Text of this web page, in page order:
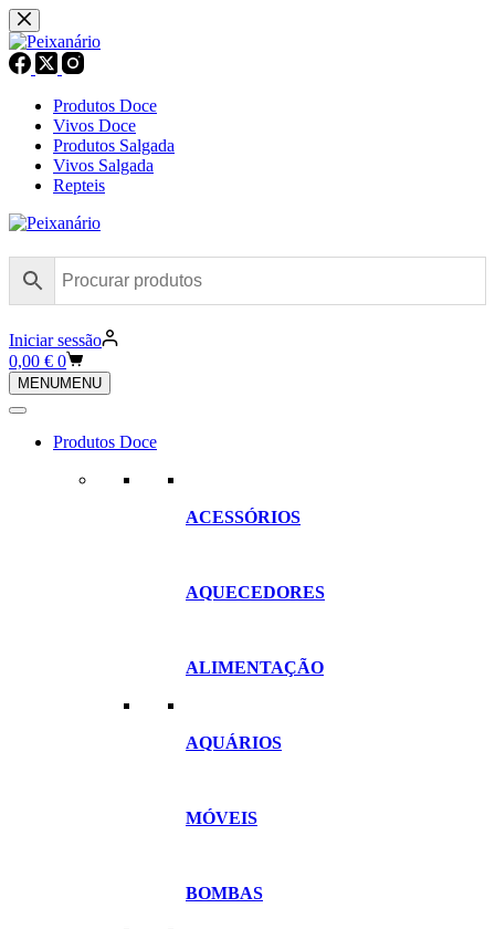
Pular
para
o
conteúdo
Produtos Doce
Vivos Doce
Produtos Salgada
Vivos Salgada
Repteis
Iniciar sessão
Carrinho
de
compras
0,00 € 0
MENUMENU
Produtos Doce
ACESSÓRIOS
AQUECEDORES
ALIMENTAÇÃO
AQUÁRIOS
MÓVEIS
BOMBAS